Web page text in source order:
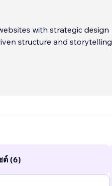
with strategic design
structure and storytelling
optimized, lightning-fast
ต์ (6)